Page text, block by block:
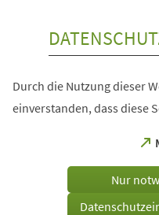
Durch die Nutzung dieser
einverstanden, dass diese
Nur